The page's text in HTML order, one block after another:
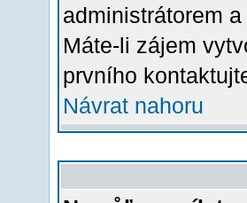
administrátorem
Máte-li zájem
prvního
Návrat nahoru